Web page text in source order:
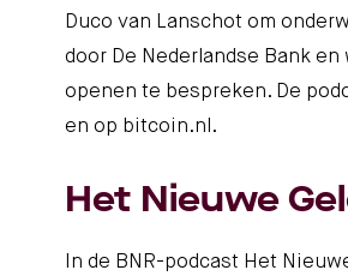
Duco van Lanschot om
door De Nederlandse Bank
openen te bespreken. De
en op bitcoin.nl .
Het Nieuwe
In de BNR-podcast Het